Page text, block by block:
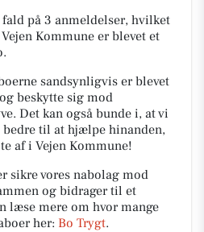
på 3 anmeldelser, hvilket
Kommune er blevet et
sandsynligvis er blevet
beskytte sig mod
Det kan også bunde i, at vi
bedre til at hjælpe hinanden,
af i Vejen Kommune!
sikre vores nabolag mod
og bidrager til et
læse mere om hvor mange
her: Bo Trygt.